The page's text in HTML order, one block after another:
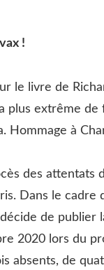
!
le livre de
plus extrême
à
des attentats
Dans le
de publier
2020 lors du
absents, de